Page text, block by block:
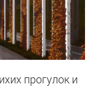
прогулок и